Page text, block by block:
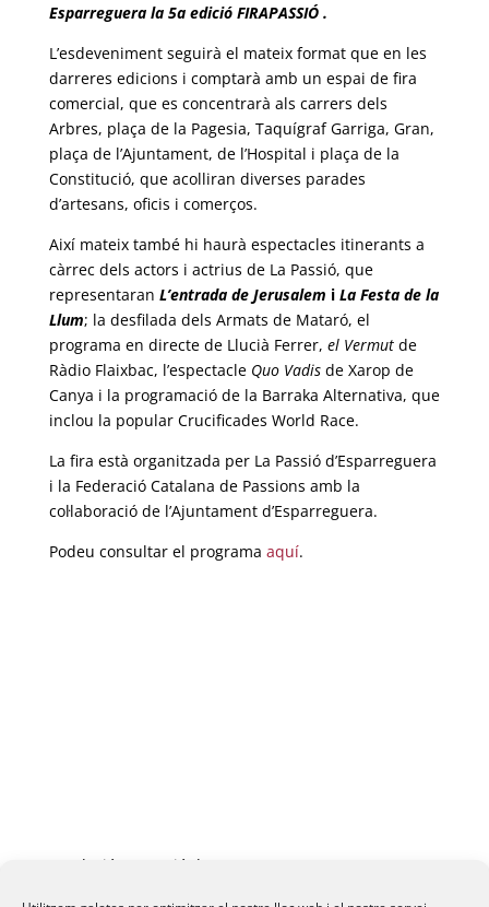
Esparreguera la 5a edició FIRAPASSIÓ .
L’esdeveniment seguirà el mateix format que en les
darreres edicions i comptarà amb un espai de fira
comercial, que es concentrarà als carrers dels
Arbres, plaça de la Pagesia, Taquígraf Garriga, Gran,
plaça de l’Ajuntament, de l’Hospital i plaça de la
Constitució, que acolliran diverses parades
d’artesans, oficis i comerços.
Així mateix també hi haurà espectacles itinerants a
càrrec dels actors i actrius de La Passió, que
representaran L’entrada de Jerusalem i La Festa de la
Llum; la desfilada dels Armats de Mataró, el
programa en directe de Llucià Ferrer, el Vermutde
Ràdio Flaixbac, l’espectacle Quo Vadisde Xarop de
Canya i la programació de la Barraka Alternativa, que
inclou la popular Crucificades World Race.
La fira està organitzada per La Passió d’Esparreguera
i la Federació Catalana de Passions amb la
col·laboració de l’Ajuntament d’Esparreguera.
Podeu consultar el programa aquí.
Fundació La Passió d’Esparreguera, 2026